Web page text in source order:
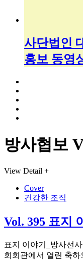
사단법인
홍보 동영
방사협보
View Detail +
Cover
건강한 조직
Vol. 395 표지
표지 이야기_방사선
회회관에서 열린 축하